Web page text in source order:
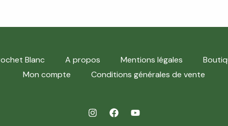
Blanc A propos Mentions légales
Mon compte
Conditions générales de vente